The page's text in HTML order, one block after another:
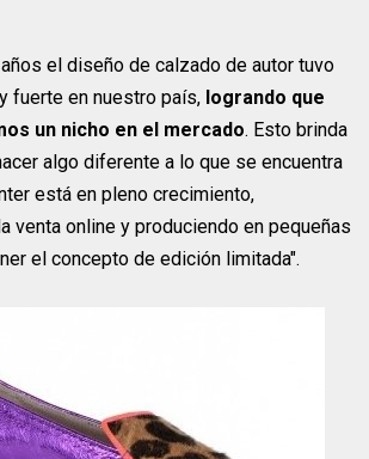
el diseño de calzado de autor tuvo
fuerte en nuestro país, logrando que
un nicho en el mercado. Esto brinda
algo diferente a lo que se encuentra
está en pleno crecimiento,
venta online y produciendo en pequeñas
el concepto de edición limitada".